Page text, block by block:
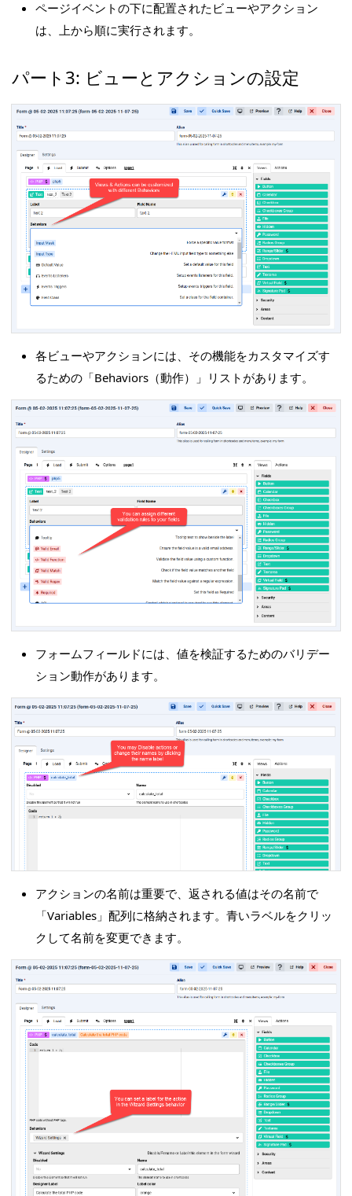
ページイベントの下に配置されたビューやアクション
は、上から順に実行されます。
パート3: ビューとアクションの設定
各ビューやアクションには、その機能をカスタマイズす
るための「Behaviors（動作）」リストがあります。
フォームフィールドには、値を検証するためのバリデー
ション動作があります。
アクションの名前は重要で、返される値はその名前で
「Variables」配列に格納されます。青いラベルをクリッ
クして名前を変更できます。